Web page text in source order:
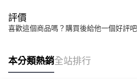
評價
喜歡這個商品嗎？購買後給他一個好評吧
本分類熱銷全站排行